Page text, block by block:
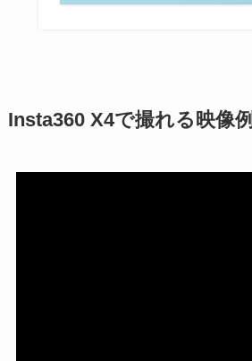
Insta360 X4で撮れる映像例